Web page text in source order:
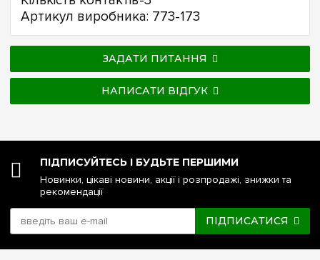
Артикул виробника: 773-173
ЗАДАТИ ПИТАННЯ
НАПИСАТИ ВІДГУК
ПІДПИСУЙТЕСЬ І БУДЬТЕ ПЕРШИМИ
Новинки, цікаві новини, акції і розпродажі, знижки та
рекомендації
ПІДПИСАТИСЯ